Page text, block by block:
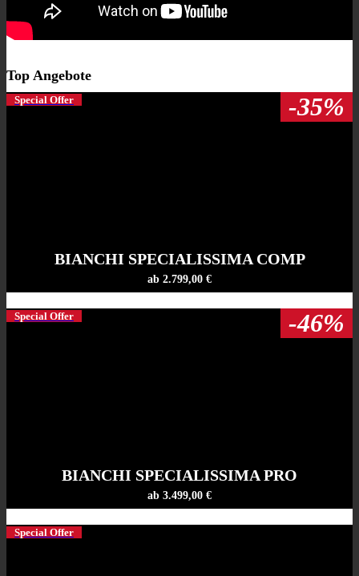
Top Angebote
Special Offer -35%
BIANCHI SPECIALISSIMA COMP
ab 2.799,00 €
Special Offer -46%
BIANCHI SPECIALISSIMA PRO
ab 3.499,00 €
Special Offer